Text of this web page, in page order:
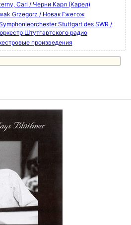
Carl / Черни Карл (Карел)
Grzegorz / Новак Гжегож
Stuttgart des SWR /
Штутгартского радио
произведения